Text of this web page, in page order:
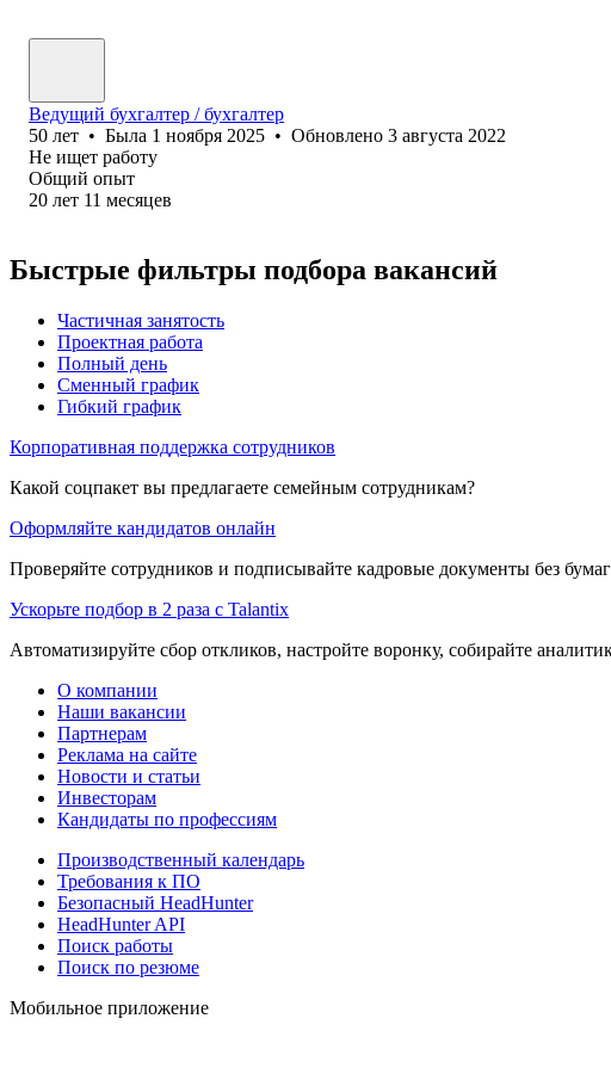
Ведущий бухгалтер / бухгалтер
50 лет • Была 1 ноября 2025 • Обновлено 3 августа 2022
Не ищет работу
Общий опыт
20 лет 11 месяцев
Быстрые фильтры подбора вакансий
Частичная занятость
Проектная работа
Полный день
Сменный график
Гибкий график
Корпоративная поддержка сотрудников
Какой соцпакет вы предлагаете семейным сотрудникам?
Оформляйте кандидатов онлайн
Проверяйте сотрудников и подписывайте кадровые документы без
Ускорьте подбор в 2 раза с Talantix
Автоматизируйте сбор откликов, настройте воронку, собирайте
О компании
Наши вакансии
Партнерам
Реклама на сайте
Новости и статьи
Инвесторам
Кандидаты по профессиям
Производственный календарь
Требования к ПО
Безопасный HeadHunter
HeadHunter API
Поиск работы
Поиск по резюме
Мобильное приложение